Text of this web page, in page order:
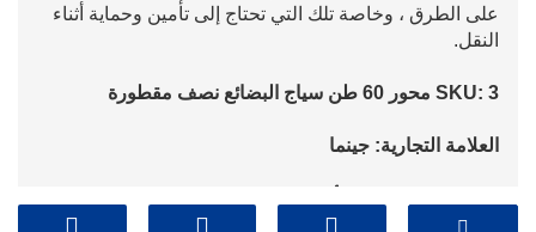
على الطرق ، وخاصة تلك التي تحتاج إلى تأمين وحماية أثناء
النقل.
SKU: 3 محور 60 طن سياج البضائع نصف مقطورة
العلامة التجارية: جينما